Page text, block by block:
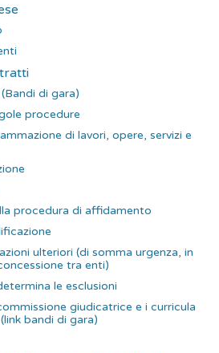
di gara)
procedure
di lavori, opere, servizi e
procedura di affidamento
ulteriori (di somma urgenza, in
tra enti)
le esclusioni
giudicatrice e i curricula
bandi di gara)